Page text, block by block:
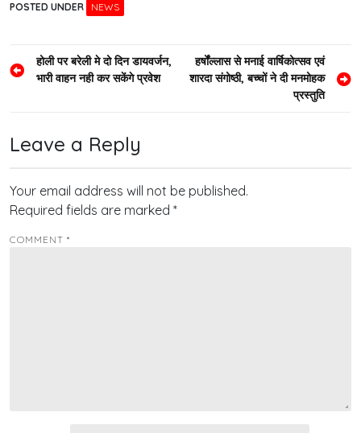
POSTED UNDER NEWS
Post
navigation
होली पर बरेली मे दो दिन डायवर्जन,
भारी वाहन नही कर सकेंगे प्रवेश
हर्षोंल्लास से मनाई वार्षिकोत्सव एवं
शारदा संगोष्ठी, बच्चों ने दी मनमोहक
प्रस्तुति
Leave a Reply
Your email address will not be published.
Required fields are marked *
COMMENT *